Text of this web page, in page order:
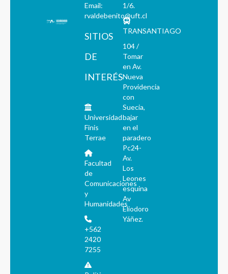
Email:
rvaldebenito@uft.cl
SITIOS
DE
INTERÉS
Universidad
Finis
Terrae
Facultad
de
Comunicaciones
y
Humanidades
+562
2420
7255
1/6.
TRANSANTIAGO
104 /
Tomar
en Av.
Nueva
Providencia
con
Suecia,
bajar
en el
paradero
Pc24-
Av.
Los
Leones
esquina
Av
Eliodoro
Yáñez.